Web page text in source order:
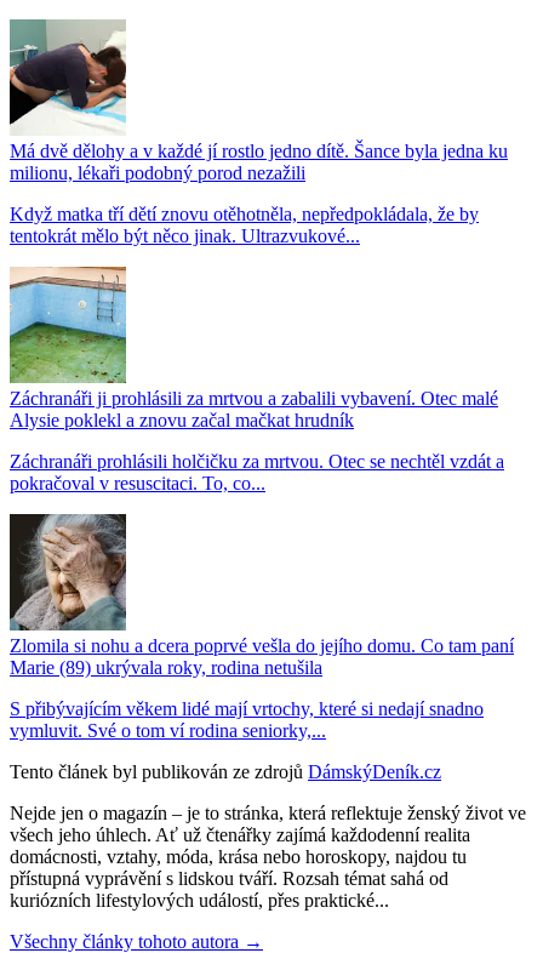
Má dvě dělohy a v každé jí rostlo jedno dítě. Šance byla jedna ku
milionu, lékaři podobný porod nezažili
Když matka tří dětí znovu otěhotněla, nepředpokládala, že by
tentokrát mělo být něco jinak. Ultrazvukové...
Záchranáři ji prohlásili za mrtvou a zabalili vybavení. Otec malé
Alysie poklekl a znovu začal mačkat hrudník
Záchranáři prohlásili holčičku za mrtvou. Otec se nechtěl vzdát a
pokračoval v resuscitaci. To, co...
Zlomila si nohu a dcera poprvé vešla do jejího domu. Co tam paní
Marie (89) ukrývala roky, rodina netušila
S přibývajícím věkem lidé mají vrtochy, které si nedají snadno
vymluvit. Své o tom ví rodina seniorky,...
Tento článek byl publikován ze zdrojů DámskýDeník.cz
Nejde jen o magazín – je to stránka, která reflektuje ženský život ve
všech jeho úhlech. Ať už čtenářky zajímá každodenní realita
domácnosti, vztahy, móda, krása nebo horoskopy, najdou tu
přístupná vyprávění s lidskou tváří. Rozsah témat sahá od
kuriózních lifestylových událostí, přes praktické...
Všechny články tohoto autora →